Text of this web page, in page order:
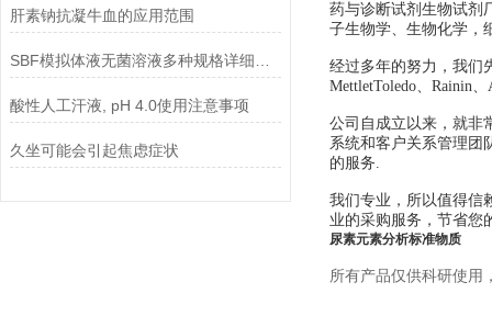
肝素钠抗凝牛血的应用范围
酸性人工汗液, pH 4.0使用注意事项
久坐可能会引起焦虑症状
药与诊断试剂生物试剂
子生物学、生物化学，
经过多年的努力，我们
MettletToledo、Rainin
公司自成立以来，就非
系统和客户关系管理团
的服务.
我们专业，所以值得信
业的采购服务，节省您
尿素元素分析标准物质
所有产品仅供科研使用